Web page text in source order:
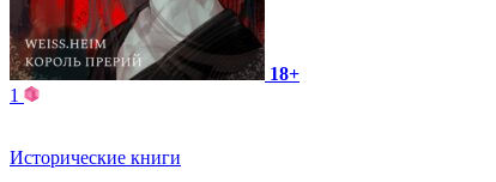
18+
1
Исторические книги